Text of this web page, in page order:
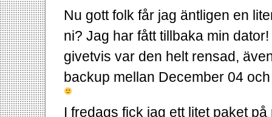
Nu gott folk får jag äntligen en
ni? Jag har fått tillbaka min
givetvis var den helt rensad,
backup mellan December 04
I fredags fick jag ett litet paket